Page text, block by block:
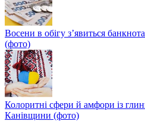
Восени в обігу з’явиться
(фото)
Колоритні сфери й амфори із
Канівщини (фото)